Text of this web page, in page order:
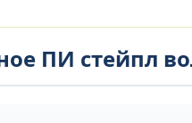
ПИ стейпл